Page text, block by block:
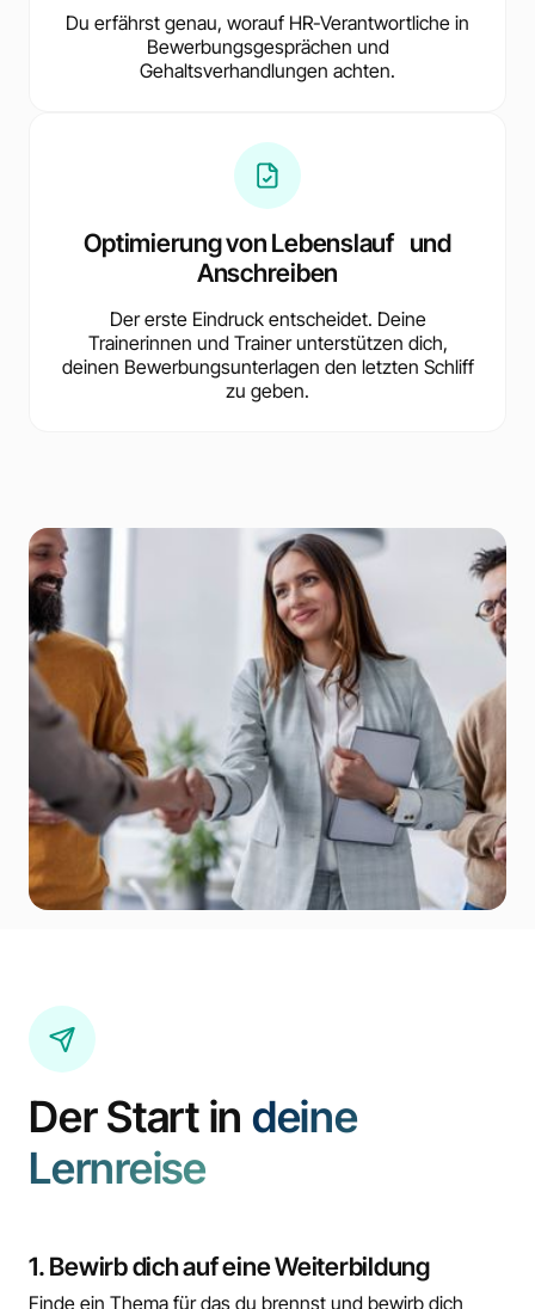
Du erfährst genau, worauf HR-Verantwortliche in
Bewerbungsgesprächen und
Gehaltsverhandlungen achten.
Optimierung von Lebenslauf und
Anschreiben
Der erste Eindruck entscheidet. Deine
Trainerinnen und Trainer unterstützen dich,
deinen Bewerbungsunterlagen den letzten Schliff
zu geben.
Der Start in deine
Lernreise
1. Bewirb dich auf eine Weiterbildung
Finde ein Thema für das du brennst und bewirb dich